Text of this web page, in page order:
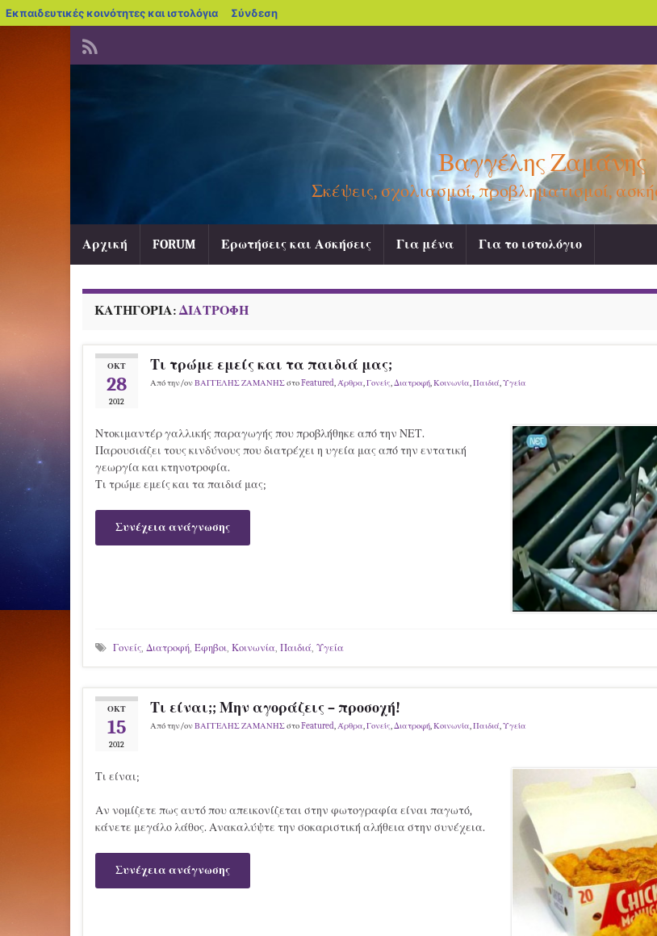
Εκπαιδευτικές κοινότητες και ιστολόγια blogs.sch.gr
Σύνδεση
Βαγγέλης Ζαμάνης
Σκέψεις, σχολιασμοί, προβληματισμοί,
Αρχική FORUM Ερωτήσεις και Ασκήσεις Για μένα Για το ιστολόγιο
ΚΑΤΗΓΟΡΊΑ:ΔΙΑΤΡΟΦΉ
ΟΚΤ
28
2012
Τι τρώμε εμείς και τα παιδιά μας;
Από την/ονΒΑΓΓΕΛΗΣ ΖΑΜΑΝΗΣστοFeatured,Άρθρα,Γονείς,Διατροφή,Κοινωνία,Παιδιά,Υγεία
Ντοκιμαντέρ γαλλικής παραγωγής που προβλήθηκε από την ΝΕΤ.
Παρουσιάζει τους κινδύνους που διατρέχει η υγεία μας από την εντατική
γεωργία και κτηνοτροφία.
Τι τρώμε εμείς και τα παιδιά μας;
Συνέχεια ανάγνωσης
Γονείς, Διατροφή, Έφηβοι, Κοινωνία, Παιδιά, Υγεία
ΟΚΤ
15
2012
Τι είναι;; Μην αγοράζεις – προσοχή!
Από την/ονΒΑΓΓΕΛΗΣ ΖΑΜΑΝΗΣστοFeatured,Άρθρα,Γονείς,Διατροφή,Κοινωνία,Παιδιά,Υγεία
Τι είναι;
Αν νομίζετε πως αυτό που απεικονίζεται στην φωτογραφία είναι παγωτό,
κάνετε μεγάλο λάθος. Ανακαλύψτε την σοκαριστική αλήθεια στην συνέχεια.
Συνέχεια ανάγνωσης